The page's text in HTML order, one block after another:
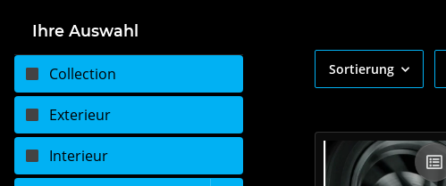
Sortierung
Ihre Auswahl
Collection
Exterieur
Interieur